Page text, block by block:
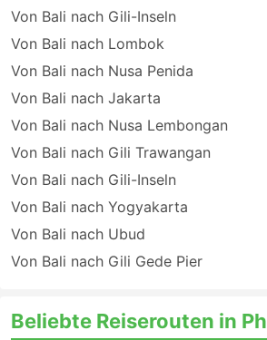
Von Bali nach Gili-Inseln
Von Bali nach Lombok
Von Bali nach Nusa Penida
Von Bali nach Jakarta
Von Bali nach Nusa Lembongan
Von Bali nach Gili Trawangan
Von Bali nach Gili-Inseln
Von Bali nach Yogyakarta
Von Bali nach Ubud
Von Bali nach Gili Gede Pier
Beliebte Reiserouten in